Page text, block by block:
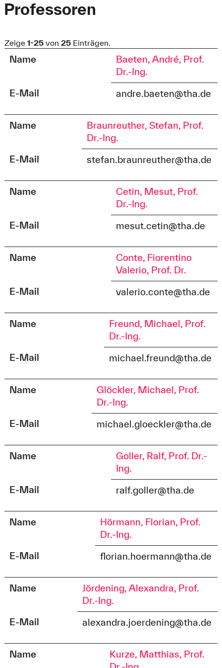
Professoren
Zeige 1-25von 25Einträgen.
Name
Baeten, André, Prof.
Dr.-Ing.
E-Mail
andre.baeten@tha.de
Name
Braunreuther, Stefan, Prof.
Dr.-Ing.
E-Mail
stefan.braunreuther@tha.de
Name
Cetin, Mesut, Prof.
Dr.-Ing.
E-Mail
mesut.cetin@tha.de
Name
Conte, Fiorentino
Valerio, Prof. Dr.
E-Mail
valerio.conte@tha.de
Name
Freund, Michael, Prof.
Dr.-Ing.
E-Mail
michael.freund@tha.de
Name
Glöckler, Michael, Prof.
Dr.-Ing.
E-Mail
michael.gloeckler@tha.de
Name
Goller, Ralf, Prof. Dr.-
Ing.
E-Mail
ralf.goller@tha.de
Name
Hörmann, Florian, Prof.
Dr.-Ing.
E-Mail
florian.hoermann@tha.de
Name
Jördening, Alexandra, Prof.
Dr.-Ing.
E-Mail
alexandra.joerdening@tha.de
Name
Kurze, Matthias, Prof.